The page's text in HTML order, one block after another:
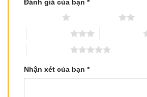
Đánh giá của bạn *
Nhận xét của bạn *